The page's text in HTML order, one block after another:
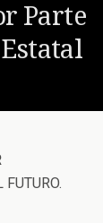
Parte